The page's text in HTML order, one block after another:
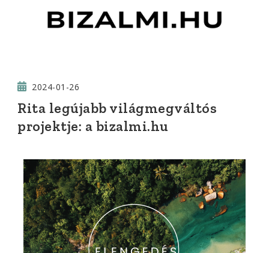
2024-01-26
Rita legújabb világmegváltós
projektje: a bizalmi.hu